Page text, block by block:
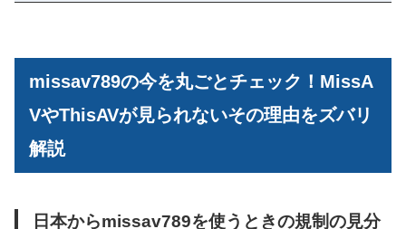
missav789の今を丸ごとチェック！MissA
VやThisAVが見られないその理由をズバリ
解説
日本からmissav789を使うときの規制の見分